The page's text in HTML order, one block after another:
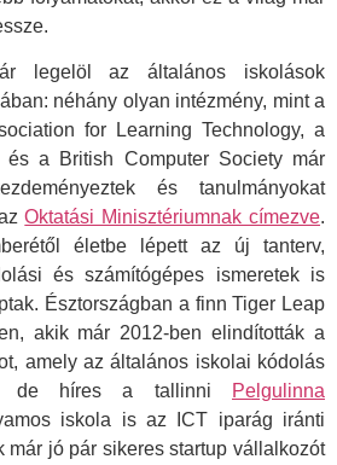
legelöl az általános iskolások
néhány olyan intézmény, mint a
for Learning Technology, a
a British Computer Society már
és tanulmányokat
Oktatási Minisztériumnak címezve.
életbe lépett az új tanterv,
és számítógépes ismeretek is
Észtországban a finn Tiger Leap
akik már 2012-ben elindították a
amely az általános iskolai kódolás
de híres a tallinni
Pelgulinna
iskola is az ICT iparág iránti
már jó pár sikeres startup vállalkozót